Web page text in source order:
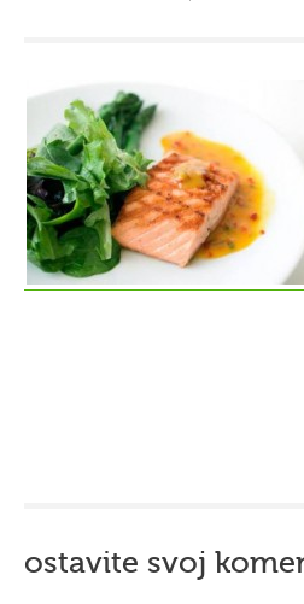
ostavite svoj